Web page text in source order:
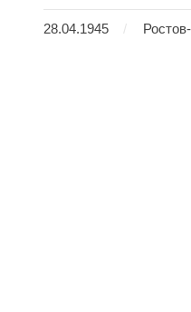
28.04.1945 /